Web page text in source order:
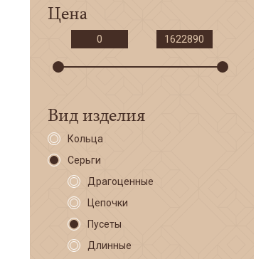
Цена
Вид изделия
Кольца
Серьги
Драгоценные
Цепочки
Пусеты
Длинные